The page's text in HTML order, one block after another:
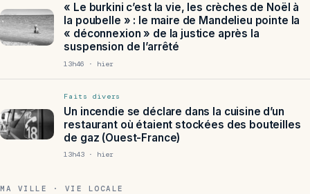
« Le burkini c’est la vie, les crèches de Noël à
la poubelle » : le maire de Mandelieu pointe la
« déconnexion » de la justice après la
suspension de l’arrêté
13h46 · hier
Faits divers
Un incendie se déclare dans la cuisine d’un
restaurant où étaient stockées des bouteilles
de gaz (Ouest-France)
13h43 · hier
MA VILLE · VIE LOCALE